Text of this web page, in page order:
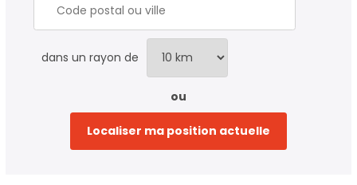
dans un rayon de
ou
Localiser ma position actuelle